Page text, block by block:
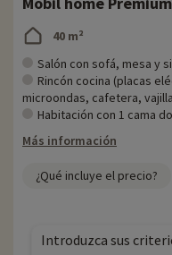
40 m²
Salón con sofá, mesa y
Rincón cocina (placas
microondas, cafetera,
Habitación con 1 cama
Más información
¿Qué incluye el precio?
Introduzca sus